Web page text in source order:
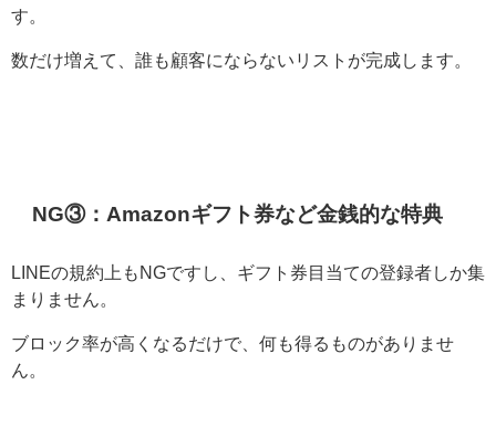
す。
数だけ増えて、誰も顧客にならないリストが完成します。
NG③：Amazonギフト券など金銭的な特典
LINEの規約上もNGですし、ギフト券目当ての登録者しか集
まりません。
ブロック率が高くなるだけで、何も得るものがありませ
ん。